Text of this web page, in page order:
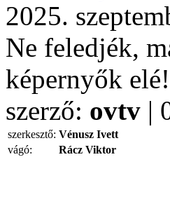
2025.
Ne feledjék,
képernyők elé!
szerző: ovtv |
szerkesztő: Vénusz Ivett
vágó:
Rácz Viktor